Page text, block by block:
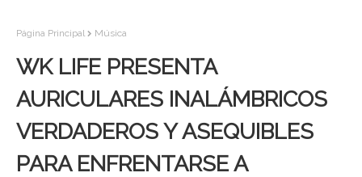
Página Principal Música
WK LIFE PRESENTA
AURICULARES INALÁMBRICOS
VERDADEROS Y ASEQUIBLES
PARA ENFRENTARSE A